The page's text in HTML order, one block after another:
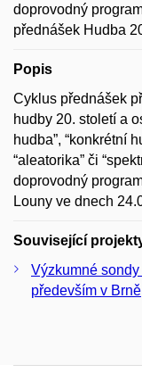
doprovodný
přednášek Hudba
Popis
Cyklus přednášek
hudby 20. století a
hudba”, “konkrétní
“aleatorika” či
doprovodný
Louny ve dnech
Související
Výzkumné
především v